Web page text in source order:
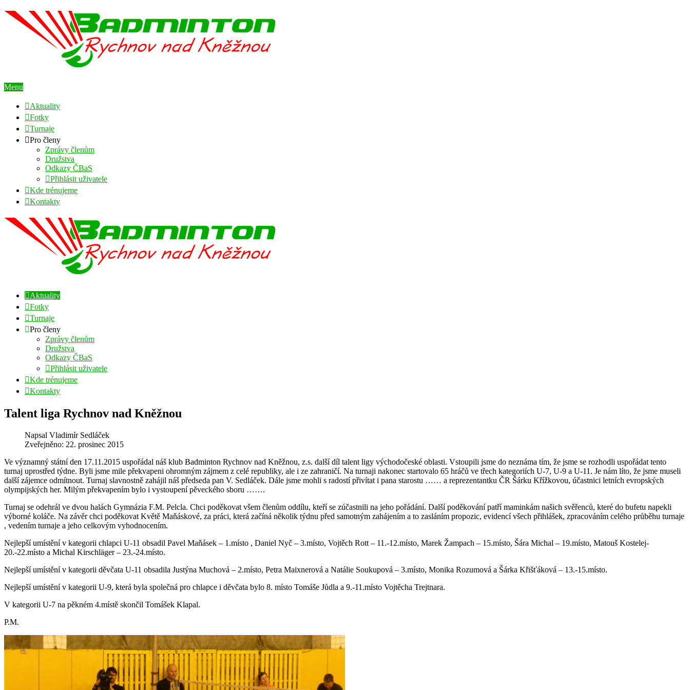
Menu
Aktuality
Fotky
Turnaje
Pro členy
Zprávy členům
Družstva
Odkazy ČBaS
Přihlásit uživatele
Kde trénujeme
Kontakty
Aktuality
Fotky
Turnaje
Pro členy
Zprávy členům
Družstva
Odkazy ČBaS
Přihlásit uživatele
Kde trénujeme
Kontakty
Talent liga Rychnov nad Kněžnou
Napsal Vladimír Sedláček
Zveřejněno: 22. prosinec 2015
Ve významný státní den 17.11.2015 uspořádal náš klub Badminton Rychnov nad Kněžnou, z.s. další díl talent ligy východočeské oblasti. Vstoupili jsme do neznáma tím, že jsme se rozhodli uspořádat tento
turnaj uprostřed týdne. Byli jsme mile překvapeni ohromným zájmem z celé republiky, ale i ze zahraničí. Na turnaji nakonec startovalo 65 hráčů ve třech kategoriích U-7, U-9 a U-11. Je nám líto, že jsme museli
další zájemce odmítnout. Turnaj slavnostně zahájil náš předseda pan V. Sedláček. Dále jsme mohli s radostí přivítat i pana starostu …… a reprezentantku ČR Šárku Křížkovou, účastnici letních evropských
olympijských her. Milým překvapením bylo i vystoupení pěveckého sboru …….
Turnaj se odehrál ve dvou halách Gymnázia F.M. Pelcla. Chci poděkovat všem členům oddílu, kteří se zúčastnili na jeho pořádání. Další poděkování patří maminkám našich svěřenců, které do bufetu napekli
výborné koláče. Na závěr chci poděkovat Květě Maňáskové, za práci, která začíná několik týdnu před samotným zahájením a to zasláním propozic, evidencí všech přihlášek, zpracováním celého průběhu turnaje
, vedením turnaje a jeho celkovým vyhodnocením.
Nejlepší umístění v kategorii chlapci U-11 obsadil Pavel Maňásek – 1.místo , Daniel Nyč – 3.místo, Vojtěch Rott – 11.-12.místo, Marek Žampach – 15.místo, Šára Michal – 19.místo, Matouš Kostelej-
20.-22.místo a Michal Kirschläger – 23.-24.místo.
Nejlepší umístění v kategorii děvčata U-11 obsadila Justýna Muchová – 2.místo, Petra Maixnerová a Natálie Soukupová – 3.místo, Monika Rozumová a Šárka Křišťáková – 13.-15.místo.
Nejlepší umístění v kategorii U-9, která byla společná pro chlapce i děvčata bylo 8. místo Tomáše Jůdla a 9.-11.místo Vojtěcha Trejtnara.
V kategorii U-7 na pěkném 4.místě skončil Tomášek Klapal.
P.M.